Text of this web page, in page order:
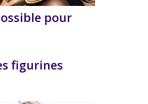
pour
figurines